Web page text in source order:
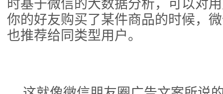
时基于微信的大数据分析，可以对
你的好友购买了某件商品的时候，
也推荐给同类型用户。